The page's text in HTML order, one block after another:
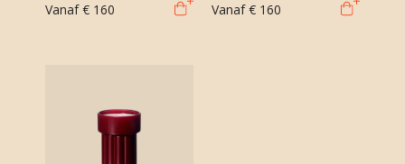
Vanaf € 160 Vanaf € 160